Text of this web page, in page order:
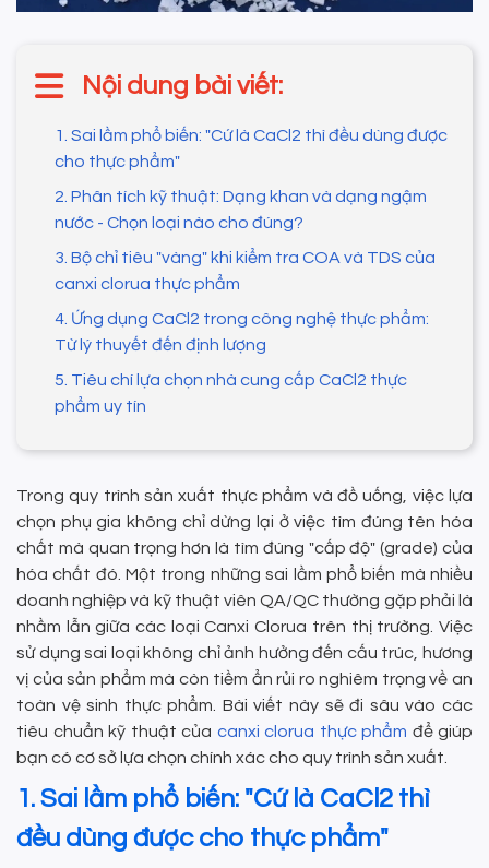
Nội dung bài viết:
1. Sai lầm phổ biến: "Cứ là CaCl2 thì đều dùng được
cho thực phẩm"
2. Phân tích kỹ thuật: Dạng khan và dạng ngậm
nước - Chọn loại nào cho đúng?
3. Bộ chỉ tiêu "vàng" khi kiểm tra COA và TDS của
canxi clorua thực phẩm
4. Ứng dụng CaCl2 trong công nghệ thực phẩm:
Từ lý thuyết đến định lượng
5. Tiêu chí lựa chọn nhà cung cấp CaCl2 thực
phẩm uy tín
Trong quy trình sản xuất thực phẩm và đồ uống, việc lựa
chọn phụ gia không chỉ dừng lại ở việc tìm đúng tên hóa
chất mà quan trọng hơn là tìm đúng "cấp độ" (grade) của
hóa chất đó. Một trong những sai lầm phổ biến mà nhiều
doanh nghiệp và kỹ thuật viên QA/QC thường gặp phải là
nhầm lẫn giữa các loại Canxi Clorua trên thị trường. Việc
sử dụng sai loại không chỉ ảnh hưởng đến cấu trúc, hương
vị của sản phẩm mà còn tiềm ẩn rủi ro nghiêm trọng về an
toàn vệ sinh thực phẩm. Bài viết này sẽ đi sâu vào các
tiêu chuẩn kỹ thuật của canxi clorua thực phẩm để giúp
bạn có cơ sở lựa chọn chính xác cho quy trình sản xuất.
1. Sai lầm phổ biến: "Cứ là CaCl2 thì
đều dùng được cho thực phẩm"